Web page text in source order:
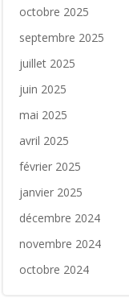
octobre 2025
septembre 2025
juillet 2025
juin 2025
mai 2025
avril 2025
février 2025
janvier 2025
décembre 2024
novembre 2024
octobre 2024